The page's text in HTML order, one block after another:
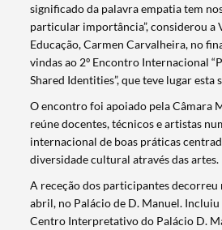
significado da palavra empatia tem
particular importância”, considerou a
Educação, Carmen Carvalheira, no
vindas ao 2º Encontro Internacional
Shared Identities”, que teve lugar esta
O encontro foi apoiado pela Câmara
reúne docentes, técnicos e artistas
internacional de boas práticas
diversidade cultural através das artes.
A receção dos participantes decorreu
abril, no Palácio de D. Manuel.
Centro Interpretativo do Palácio D.